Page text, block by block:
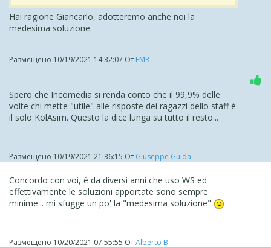
Hai ragione Giancarlo, adotteremo anche noi la
medesima soluzione.
Размещено 10/19/2021 14:32:07 От FMR .
Spero che Incomedia si renda conto che il 99,9% delle
volte chi mette "utile" alle risposte dei ragazzi dello staff è
il solo KolAsim. Questo la dice lunga su tutto il resto...
Размещено 10/19/2021 21:36:15 От Giuseppe Guida
Concordo con voi, è da diversi anni che uso WS ed
effettivamente le soluzioni apportate sono sempre
minime... mi sfugge un po' la "medesima soluzione"
Размещено 10/20/2021 07:55:55 ОтAlberto B.